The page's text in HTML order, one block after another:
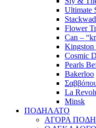
Ultimate
Flower
Can –
Kingston
Cosmic
Pearls
Bakerloo
La
Minsk
ΠΟΔΗΛΑΤΟ
ΑΓΟΡΑ